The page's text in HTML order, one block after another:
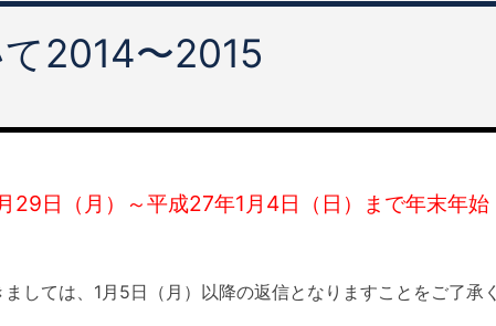
2014〜2015
29日（月）～平成27年1月4日（日）まで年末年始
しては、1月5日（月）以降の返信となりますことをご了承く